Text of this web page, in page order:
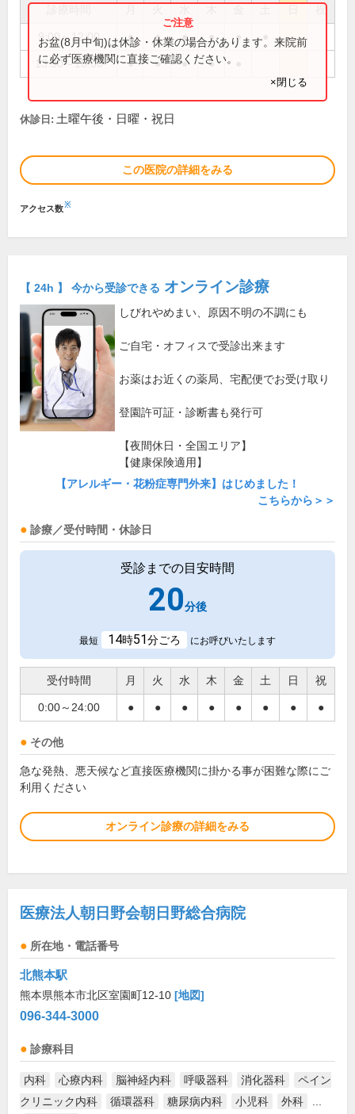
祝
9:00～12:00 ● ● ● ● ●
13:30～18:00 ● ● ● ●
お盆(8月中旬)は休診・休業の場合があります。来院前
に必ず医療機関に直接ご確認ください。
×閉じる
休診日: 土曜午後・日曜・祝日
この医院の詳細をみる
アクセス数※
【 24h 】 今から受診できる オンライン診療
しびれやめまい、原因不明の不調にも
ご自宅・オフィスで受診出来ます
お薬はお近くの薬局、宅配便でお受け取り
登園許可証・診断書も発行可
【夜間休日・全国エリア】
【健康保険適用】
【アレルギー・花粉症専門外来】はじめました！
こちらから＞＞
診療／受付時間・休診日
受診までの目安時間
20分後
最短 14時51分ごろ にお呼びいたします
受付時間 月 火 水 木 金 土 日 祝
0:00～24:00 ● ● ● ● ● ● ● ●
その他
急な発熱、悪天候など直接医療機関に掛かる事が困難な際にご
利用ください
オンライン診療の詳細をみる
医療法人朝日野会朝日野総合病院
所在地・電話番号
北熊本駅
熊本県熊本市北区室園町12-10 [地図]
096-344-3000
診療科目
内科 心療内科 脳神経内科 呼吸器科 消化器科
ペイン
クリニック内科
循環器科 糖尿病内科 小児科 外科